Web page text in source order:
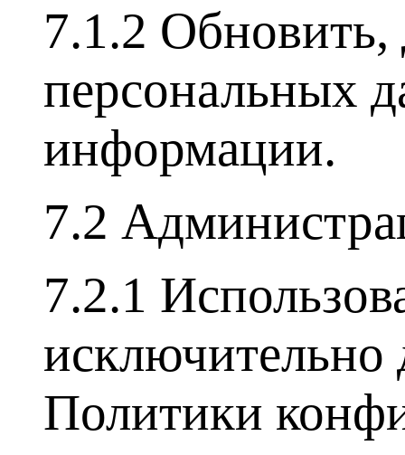
7.1.2
персональных
информации.
7.2
7.2.1
исключительно
Политики